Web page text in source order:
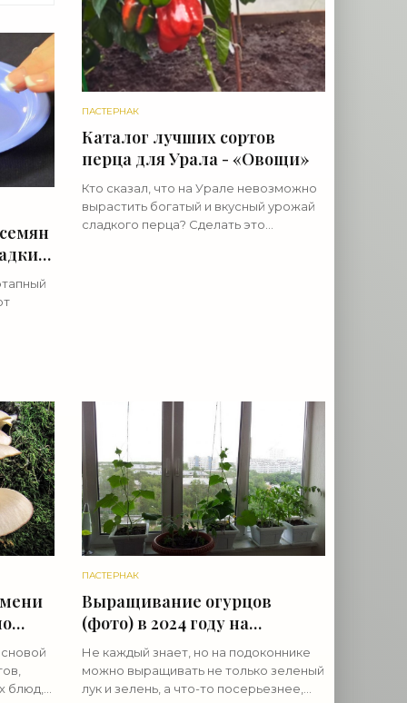
ПАСТЕРНАК
Каталог лучших сортов
перца для Урала - «Овощи»
Кто сказал, что на Урале невозможно
вырастить богатый и вкусный урожай
сладкого перца? Сделать это
-
блюд,
ПАСТЕРНАК
Выращивание огурцов
(фото) в 2024 году на
подоконнике: сорта и
особенности - «Овощи»
Не каждый знает, но на подоконнике
можно выращивать не только зеленый
лук и зелень, а что-то посерьезнее,